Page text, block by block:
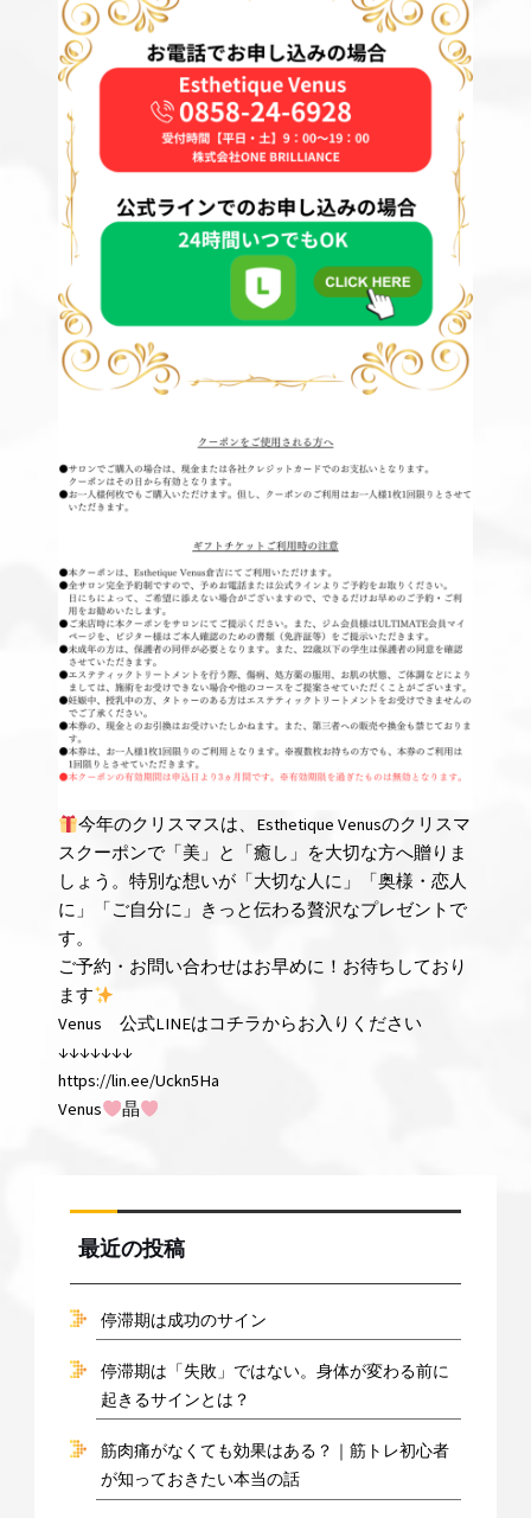
今年のクリスマスは、Esthetique Venusのクリスマ
スクーポンで「美」と「癒し」を大切な方へ贈りま
しょう。特別な想いが「大切な人に」「奥様・恋人
に」「ご自分に」きっと伝わる贅沢なプレゼントで
す。
ご予約・お問い合わせはお早めに！お待ちしており
ます
Venus 公式LINEはコチラからお入りください
↓↓↓↓↓↓↓
https://lin.ee/Uckn5Ha
Venus
晶
最近の投稿
停滞期は成功のサイン
停滞期は「失敗」ではない。身体が変わる前に
起きるサインとは？
筋肉痛がなくても効果はある？｜筋トレ初心者
が知っておきたい本当の話